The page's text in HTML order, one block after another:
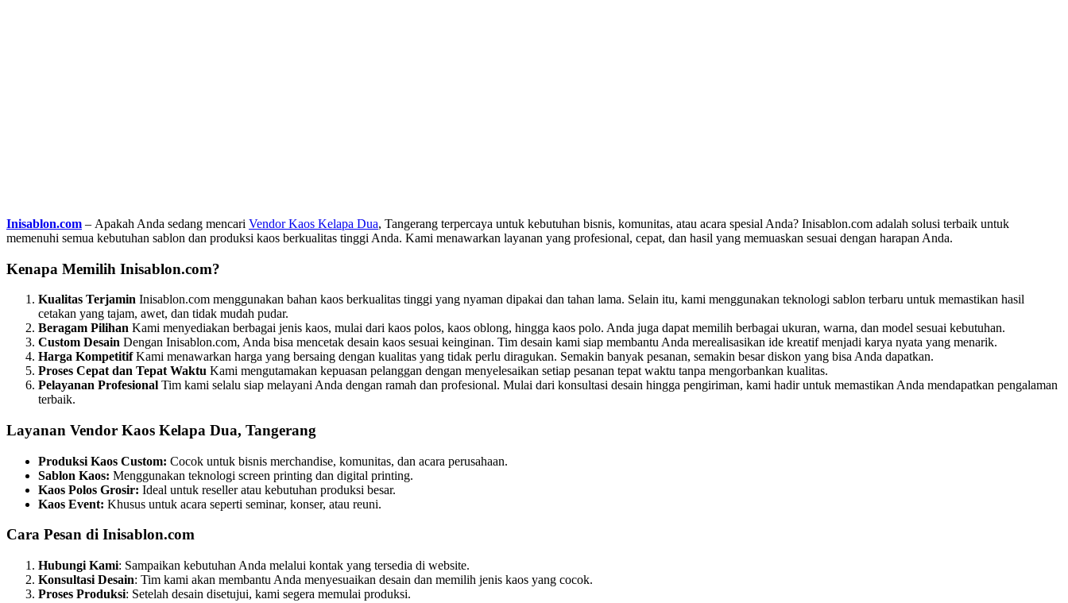
Inisablon.com – Apakah Anda sedang mencari Vendor Kaos Kelapa Dua, Tangerang terpercaya untuk kebutuhan bisnis, komunitas, atau acara spesial Anda? Inisablon.com adalah solusi terbaik untuk
memenuhi semua kebutuhan sablon dan produksi kaos berkualitas tinggi Anda. Kami menawarkan layanan yang profesional, cepat, dan hasil yang memuaskan sesuai dengan harapan Anda.
Kenapa Memilih Inisablon.com?
Kualitas Terjamin Inisablon.com menggunakan bahan kaos berkualitas tinggi yang nyaman dipakai dan tahan lama. Selain itu, kami menggunakan teknologi sablon terbaru untuk memastikan hasil
cetakan yang tajam, awet, dan tidak mudah pudar.
Beragam Pilihan Kami menyediakan berbagai jenis kaos, mulai dari kaos polos, kaos oblong, hingga kaos polo. Anda juga dapat memilih berbagai ukuran, warna, dan model sesuai kebutuhan.
Custom Desain Dengan Inisablon.com, Anda bisa mencetak desain kaos sesuai keinginan. Tim desain kami siap membantu Anda merealisasikan ide kreatif menjadi karya nyata yang menarik.
Harga KompetitifKami menawarkan harga yang bersaing dengan kualitas yang tidak perlu diragukan. Semakin banyak pesanan, semakin besar diskon yang bisa Anda dapatkan.
Proses Cepat dan Tepat Waktu Kami mengutamakan kepuasan pelanggan dengan menyelesaikan setiap pesanan tepat waktu tanpa mengorbankan kualitas.
Pelayanan Profesional Tim kami selalu siap melayani Anda dengan ramah dan profesional. Mulai dari konsultasi desain hingga pengiriman, kami hadir untuk memastikan Anda mendapatkan pengalaman
terbaik.
Layanan Vendor Kaos Kelapa Dua, Tangerang
Produksi Kaos Custom: Cocok untuk bisnis merchandise, komunitas, dan acara perusahaan.
Sablon Kaos: Menggunakan teknologi screen printing dan digital printing.
Kaos Polos Grosir: Ideal untuk reseller atau kebutuhan produksi besar.
Kaos Event: Khusus untuk acara seperti seminar, konser, atau reuni.
Cara Pesan di Inisablon.com
Hubungi Kami: Sampaikan kebutuhan Anda melalui kontak yang tersedia di website.
Konsultasi Desain: Tim kami akan membantu Anda menyesuaikan desain dan memilih jenis kaos yang cocok.
Proses Produksi: Setelah desain disetujui, kami segera memulai produksi.